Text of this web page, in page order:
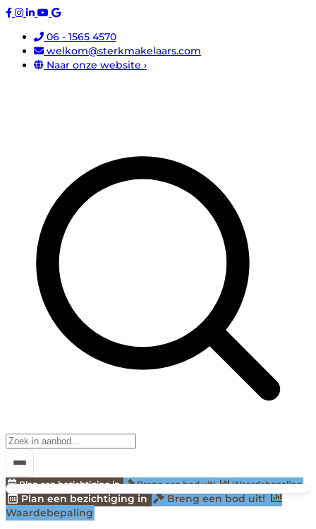
06 - 1565 4570
welkom@sterkmakelaars.com
Naar onze website ›
Plan een bezichtiging in Breng een bod uit! Waardebepaling
Plan een bezichtiging in
Breng een bod uit!
Waardebepaling